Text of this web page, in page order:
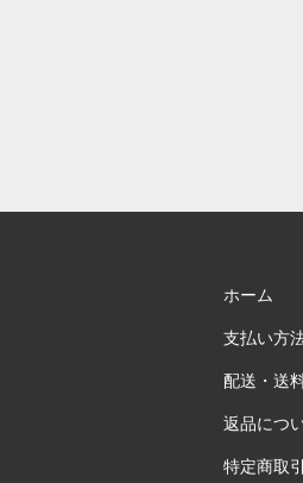
ホーム
支払い方
配送・送
返品につ
特定商取